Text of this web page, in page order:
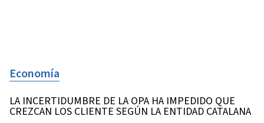
Economía
LA INCERTIDUMBRE DE LA OPA HA IMPEDIDO QUE
CREZCAN LOS CLIENTE SEGÚN LA ENTIDAD CATALANA